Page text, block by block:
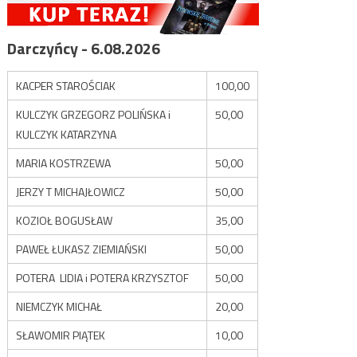
Darczyńcy - 6.08.2026
KACPER STAROŚCIAK
100,00
KULCZYK GRZEGORZ POLIŃSKA i
KULCZYK KATARZYNA
50,00
MARIA KOSTRZEWA
50,00
JERZY T MICHAJŁOWICZ
50,00
KOZIOŁ BOGUSŁAW
35,00
PAWEŁ ŁUKASZ ZIEMIAŃSKI
50,00
POTERA LIDIA i POTERA KRZYSZTOF
50,00
NIEMCZYK MICHAŁ
20,00
SŁAWOMIR PIĄTEK
10,00